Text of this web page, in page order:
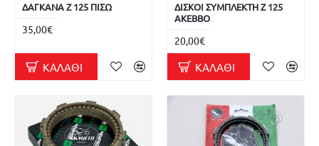
ΔΑΓΚΑΝΑ Z 125 ΠΙΣΩ
35,00€
ΚΑΛΆΘΙ
ΔΙΣΚΟΙ ΣΥΜΠΛΕΚΤΗ Z 125
AKEBBO
20,00€
ΚΑΛΆΘΙ